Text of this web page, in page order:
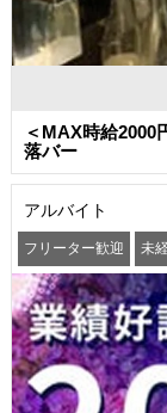
＜MAX時給2000
落バー
アルバイト
フリーター歓迎 未
学歴(中卒・高卒)不問
高収入・高額・高給
社員登用あり